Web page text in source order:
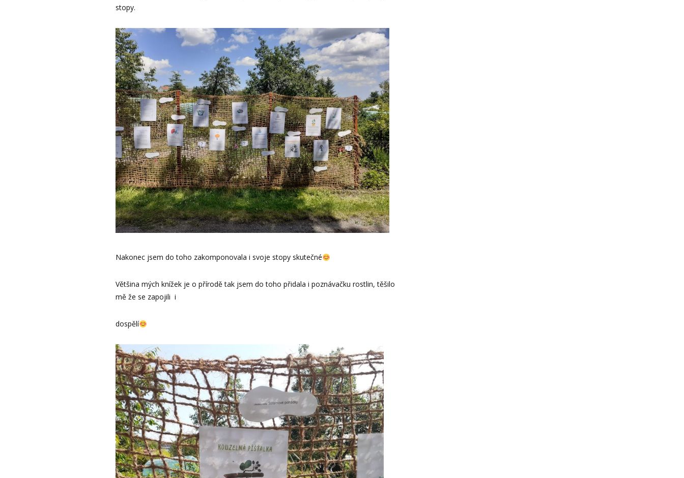
stopy.
Nakonec jsem do toho zakomponovala i svoje stopy skutečné
Většina mých knížek je o přírodě tak jsem do toho přidala i poznávačku rostlin, těšilo
mě že se zapojili i
dospělí